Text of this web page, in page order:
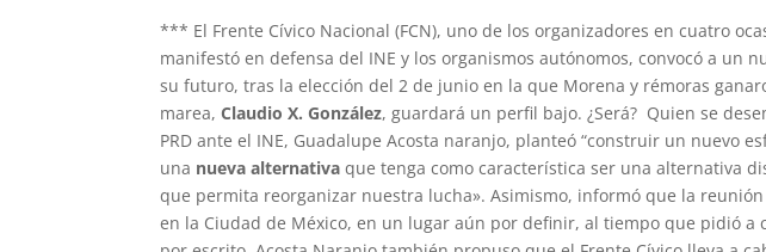
*** El Frente Cívico Nacional (FCN), uno de los organizadores en cuatro
manifestó en defensa del INE y los organismos autónomos, convocó a un
su futuro, tras la elección del 2 de junio en la que Morena y rémoras
marea,Claudio X. González, guardará un perfil bajo. ¿Será? Quien se
PRD ante el INE, Guadalupe Acosta naranjo, planteó “construir un nuevo
una nueva alternativa que tenga como característica ser una alternativa
que permita reorganizar nuestra lucha». Asimismo, informó que la
en la Ciudad de México, en un lugar aún por definir, al tiempo que pidió a